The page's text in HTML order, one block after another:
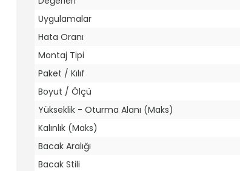
Uygulamalar
Hata Oranı
Montaj Tipi
Paket / Kılıf
Boyut / Ölçü
Yükseklik - Oturma Alanı (Maks)
Kalınlık (Maks)
Bacak Aralığı
Bacak Stili